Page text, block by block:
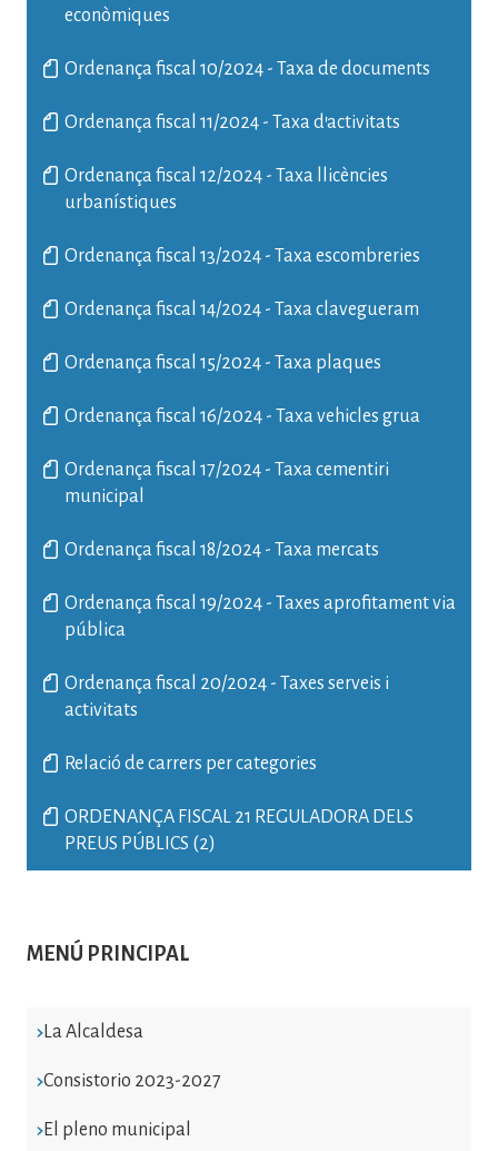
MENÚ PRINCIPAL
La Alcaldesa
Consistorio 2023-2027
El pleno municipal
econòmiques
Ordenança fiscal 10/2024 - Taxa de documents
Ordenança fiscal 11/2024 - Taxa d'activitats
Ordenança fiscal 12/2024 - Taxa llicències
urbanístiques
Ordenança fiscal 13/2024 - Taxa escombreries
Ordenança fiscal 14/2024 - Taxa clavegueram
Ordenança fiscal 15/2024 - Taxa plaques
Ordenança fiscal 16/2024 - Taxa vehicles grua
Ordenança fiscal 17/2024 - Taxa cementiri
municipal
Ordenança fiscal 18/2024 - Taxa mercats
Ordenança fiscal 19/2024 - Taxes aprofitament via
pública
Ordenança fiscal 20/2024 - Taxes serveis i
activitats
Relació de carrers per categories
ORDENANÇA FISCAL 21 REGULADORA DELS
PREUS PÚBLICS (2)